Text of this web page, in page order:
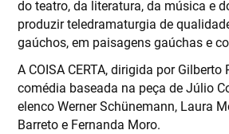
do teatro, da literatura, da música e
produzir teledramaturgia de
gaúchos, em paisagens gaúchas e
A COISA CERTA, dirigida por Gilberto
comédia baseada na peça de Júlio
elenco Werner Schünemann, Laura
Barreto e Fernanda Moro.